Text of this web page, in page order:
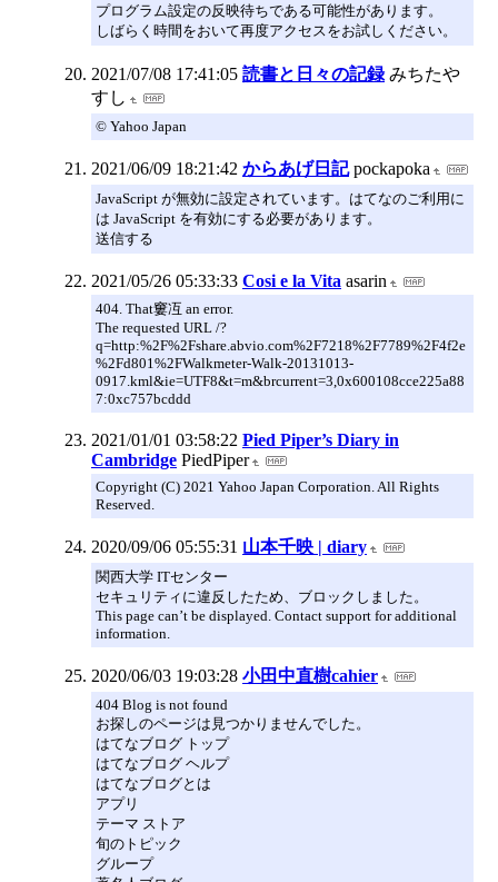
プログラム設定の反映待ちである可能性があります。
しばらく時間をおいて再度アクセスをお試しください。
2021/07/08 17:41:05 読書と日々の記録 みちたや
すし
© Yahoo Japan
2021/06/09 18:21:42 からあげ日記 pockapoka
JavaScript が無効に設定されています。はてなのご利用に
は JavaScript を有効にする必要があります。
送信する
2021/05/26 05:33:33 Cosi e la Vita asarin
404. That窶冱 an error.
The requested URL /?
q=http:%2F%2Fshare.abvio.com%2F7218%2F7789%2F4f2e
%2Fd801%2FWalkmeter-Walk-20131013-
0917.kml&ie=UTF8&t=m&brcurrent=3,0x600108cce225a88
7:0xc757bcddd
2021/01/01 03:58:22 Pied Piper’s Diary in
Cambridge PiedPiper
Copyright (C) 2021 Yahoo Japan Corporation. All Rights
Reserved.
2020/09/06 05:55:31 山本千映 | diary
関西大学 ITセンター
セキュリティに違反したため、ブロックしました。
This page can’t be displayed. Contact support for additional
information.
2020/06/03 19:03:28 小田中直樹cahier
404 Blog is not found
お探しのページは見つかりませんでした。
はてなブログ トップ
はてなブログ ヘルプ
はてなブログとは
アプリ
テーマ ストア
旬のトピック
グループ